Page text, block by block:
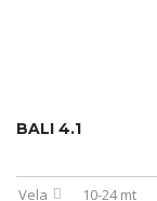
BALI 4.1
Vela 10-24 mt